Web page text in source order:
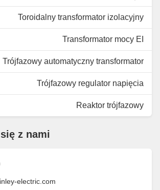
Toroidalny transformator izolacyjny
Transformator mocy EI
Trójfazowy automatyczny transformator
Trójfazowy regulator napięcia
Reaktor trójfazowy
z nami
electric.com